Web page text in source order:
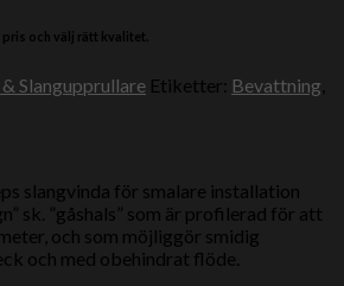
och välj rätt kvalitet.
Slangupprullare Etiketter: Bevattning
slangvinda för smalare installation
sk. ”gåshals” som är profilerad för att
och som möjliggör smidig
och med obehindrat flöde.